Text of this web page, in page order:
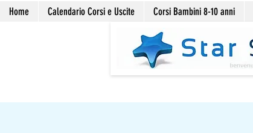
Home Calendario Corsi e Uscite Corsi Bambini 8-10 anni